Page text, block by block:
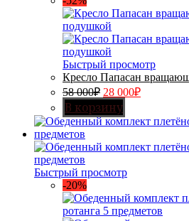
Быстрый просмотр
Кресло Папасан
58 000₽ 28 000₽
В корзину
Быстрый просмотр
-20%